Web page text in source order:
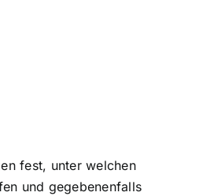
fest, unter welchen
und gegebenenfalls